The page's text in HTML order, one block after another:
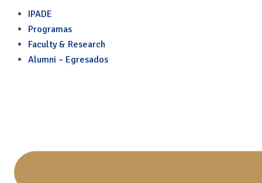
El marketing que sí lleva
IPADE
Programas
Faculty & Research
Alumni – Egresados